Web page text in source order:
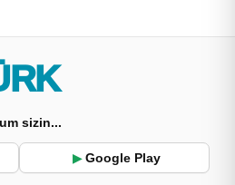
sizin...
▶ Google Play